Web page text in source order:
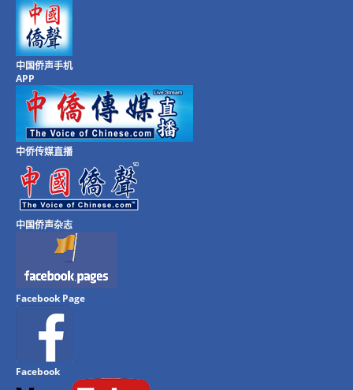
中国侨声手机
APP
中侨传媒直播
中国侨声杂志
Facebook Page
Facebook